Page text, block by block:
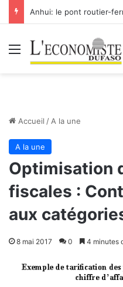
Menu
Accueil / A la une
A la une
Optimisation
fiscales :
aux
8 mai 2017 0 4 minutes